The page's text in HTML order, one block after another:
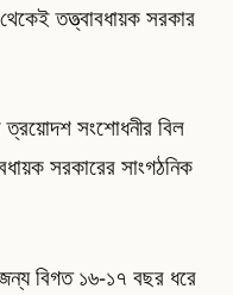
তত্ত্বাবধায়ক সরকার
ত্রয়োদশ সংশোধনীর বিল
সরকারের সাংগঠনিক
বিগত ১৬-১৭ বছর ধরে